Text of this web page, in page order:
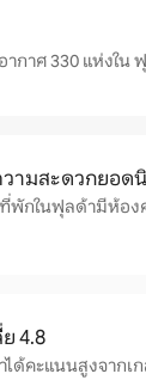
กาศ 330 แห่งใน
ามสะดวกยอด
พักในฟุลด้ามีห้อง
4.8
ด้คะแนนสูงจากเ